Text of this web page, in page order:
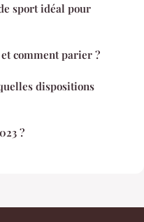
sport idéal pour
comment parier ?
dispositions
?